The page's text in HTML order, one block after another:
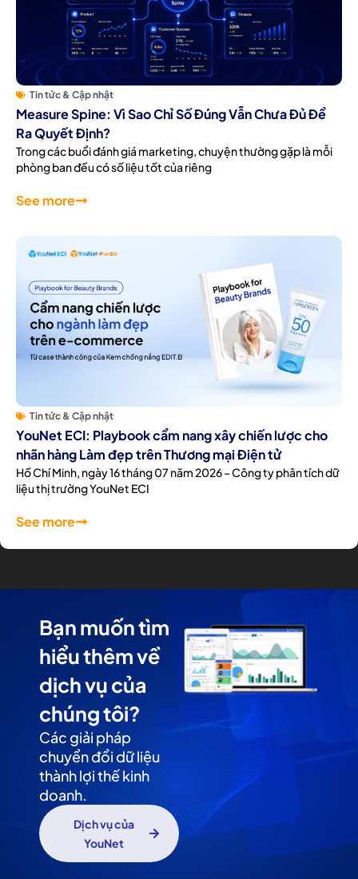
Tin tức & Cập nhật
Measure Spine: Vì Sao Chỉ Số Đúng Vẫn Chưa Đủ Để
Ra Quyết Định?
Trong các buổi đánh giá marketing, chuyện thường gặp là mỗi
phòng ban đều có số liệu tốt của riêng
See more
Tin tức & Cập nhật
YouNet ECI: Playbook cẩm nang xây chiến lược cho
nhãn hàng Làm đẹp trên Thương mại Điện tử
Hồ Chí Minh, ngày 16 tháng 07 năm 2026 – Công ty phân tích dữ
liệu thị trường YouNet ECI
See more
Bạn muốn tìm
hiểu thêm về
dịch vụ của
chúng tôi?
Các giải pháp
chuyển đổi dữ liệu
thành lợi thế kinh
doanh.
Dịch vụ của
YouNet